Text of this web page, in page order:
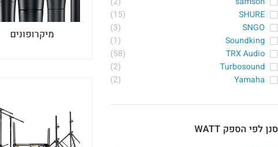
SHURE
(15)
SNGO
(3)
Soundking
(1)
TRX Audio
(58)
Turbosound
(2)
Yamaha
(2)
סנן לפי הספק WATT
מיקרופונים